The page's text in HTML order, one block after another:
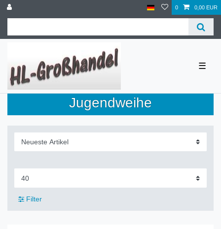
0 0,00 EUR
☰
Jugendweihe
Filter